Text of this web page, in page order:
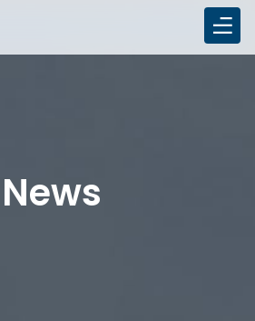
News